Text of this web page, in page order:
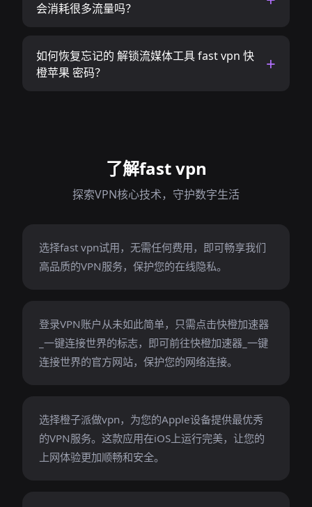
会消耗很多流量吗？
如何恢复忘记的 解锁流媒体工具 fast vpn 快
橙苹果 密码？
了解fast vpn
探索VPN核心技术，守护数字生活
选择fast vpn试用，无需任何费用，即可畅享我们
高品质的VPN服务，保护您的在线隐私。
登录VPN账户从未如此简单，只需点击快橙加速器
_一键连接世界的标志，即可前往快橙加速器_一键
连接世界的官方网站，保护您的网络连接。
选择橙子派做vpn，为您的Apple设备提供最优秀
的VPN服务。这款应用在iOS上运行完美，让您的
上网体验更加顺畅和安全。